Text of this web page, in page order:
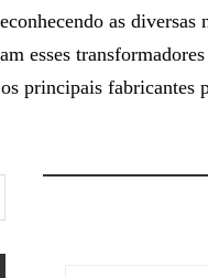
as
esses
principais fabricantes